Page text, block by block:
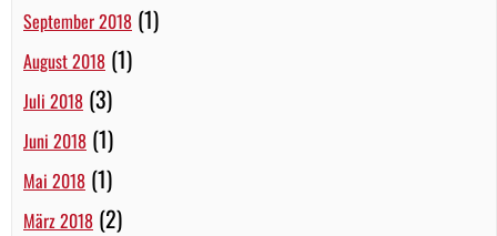
September 2018 (1)
August 2018 (1)
Juli 2018 (3)
Juni 2018 (1)
Mai 2018 (1)
März 2018 (2)